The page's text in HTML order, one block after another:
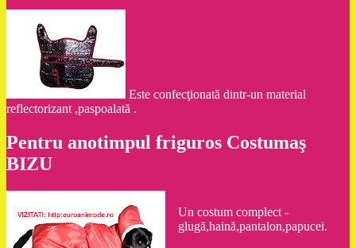
Este confecţionată dintr-un material
reflectorizant ,paspoalată .
Pentru anotimpul friguros Costumaş
BIZU
Un costum complect -
glugă,haină,pantalon,papucei.